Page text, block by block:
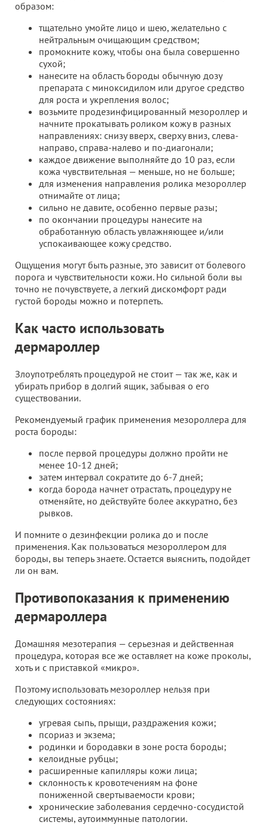
образом:
тщательно умойте лицо и шею, желательно с
нейтральным очищающим средством;
промокните кожу, чтобы она была совершенно
сухой;
нанесите на область бороды обычную дозу
препарата с миноксидилом или другое средство
для роста и укрепления волос;
возьмите продезинфицированный мезороллер и
начните прокатывать роликом кожу в разных
направлениях: снизу вверх, сверху вниз, слева-
направо, справа-налево и по-диагонали;
каждое движение выполняйте до 10 раз, если
кожа чувствительная — меньше, но не больше;
для изменения направления ролика мезороллер
отнимайте от лица;
сильно не давите, особенно первые разы;
по окончании процедуры нанесите на
обработанную область увлажняющее и/или
успокаивающее кожу средство.
Ощущения могут быть разные, это зависит от болевого
порога и чувствительности кожи. Но сильной боли вы
точно не почувствуете, а легкий дискомфорт ради
густой бороды можно и потерпеть.
Как часто использовать
дермароллер
Злоупотреблять процедурой не стоит — так же, как и
убирать прибор в долгий ящик, забывая о его
существовании.
Рекомендуемый график применения мезороллера для
роста бороды:
после первой процедуры должно пройти не
менее 10-12 дней;
затем интервал сократите до 6-7 дней;
когда борода начнет отрастать, процедуру не
отменяйте, но действуйте более аккуратно, без
рывков.
И помните о дезинфекции ролика до и после
применения. Как пользоваться мезороллером для
бороды, вы теперь знаете. Остается выяснить, подойдет
ли он вам.
Противопоказания к применению
дермароллера
Домашняя мезотерапия — серьезная и действенная
процедура, которая все же оставляет на коже проколы,
хоть и с приставкой «микро».
Поэтому использовать мезороллер нельзя при
следующих состояниях:
угревая сыпь, прыщи, раздражения кожи;
псориаз и экзема;
родинки и бородавки в зоне роста бороды;
келоидные рубцы;
расширенные капилляры кожи лица;
склонность к кровотечениям на фоне
пониженной свертываемости крови;
хронические заболевания сердечно-сосудистой
системы, аутоиммунные патологии.